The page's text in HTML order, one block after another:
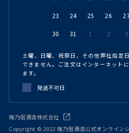
23 24 25 26
30 31 1 2 3
土曜、日曜、祝祭日、その他弊社指定
できません。ご注文はインターネット
ます。
発送不可日
梅乃宿酒造株式会社
Copyright © 2022 梅乃宿酒造公式オンライン